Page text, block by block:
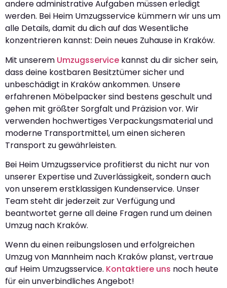
andere administrative Aufgaben müssen erledigt
werden. Bei Heim Umzugsservice kümmern wir uns um
alle Details, damit du dich auf das Wesentliche
konzentrieren kannst: Dein neues Zuhause in Kraków.
Mit unserem Umzugsservice kannst du dir sicher sein,
dass deine kostbaren Besitztümer sicher und
unbeschädigt in Kraków ankommen. Unsere
erfahrenen Möbelpacker sind bestens geschult und
gehen mit größter Sorgfalt und Präzision vor. Wir
verwenden hochwertiges Verpackungsmaterial und
moderne Transportmittel, um einen sicheren
Transport zu gewährleisten.
Bei Heim Umzugsservice profitierst du nicht nur von
unserer Expertise und Zuverlässigkeit, sondern auch
von unserem erstklassigen Kundenservice. Unser
Team steht dir jederzeit zur Verfügung und
beantwortet gerne all deine Fragen rund um deinen
Umzug nach Kraków.
Wenn du einen reibungslosen und erfolgreichen
Umzug von Mannheim nach Kraków planst, vertraue
auf Heim Umzugsservice. Kontaktiere uns noch heute
für ein unverbindliches Angebot!